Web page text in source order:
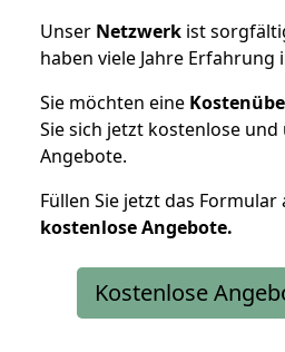
Unser Netzwerk ist
haben viele Jahre Erfahrung
Sie möchten eine
Sie sich jetzt kostenlose
Angebote.
Füllen Sie jetzt das
kostenloseAngebote.
Kostenlose